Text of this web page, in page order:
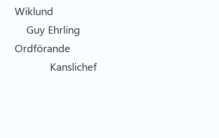
Wiklund
Guy Ehrling
Ordförande
Kanslichef